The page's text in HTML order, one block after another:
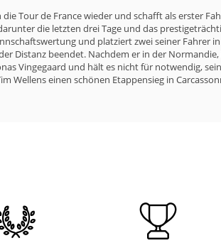
Tour de France wieder und schafft als erster
die letzten drei Tage und das
und platziert zwei seiner Fahrer
Distanz beendet. Nachdem er in der
Vingegaard und hält es nicht für notwendig,
Wellens einen schönen Etappensieg in